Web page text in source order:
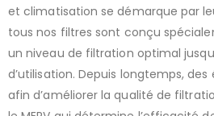
et climatisation se démarque par
tous nos filtres sont conçu
un niveau de filtration optimal
d’utilisation. Depuis longtemps,
afin d’améliorer la qualité de